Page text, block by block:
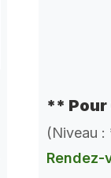
** Pour
(Niveau
Rendez-